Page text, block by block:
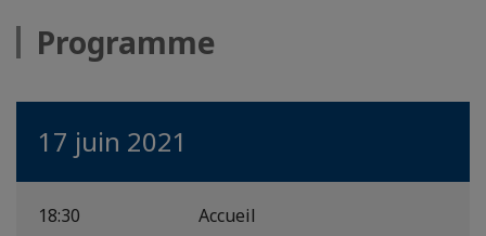
Programme
17 juin 2021
18:30 Accueil